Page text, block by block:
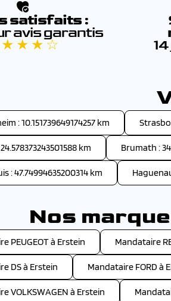
satisfaits :
avis garantis
★ ★ ☆
: 10.151739649174257 km
km Brumath :
: 47.74994635200314 km
Nos
PEUGEOT à Erstein Mandataire
DS à Erstein Mandataire FORD à
VOLKSWAGEN à Erstein